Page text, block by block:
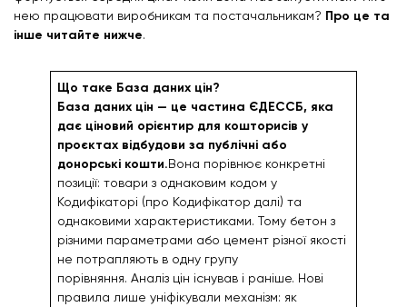
нею працювати виробникам та постачальникам? Про це та
інше читайте нижче.
Що таке База даних цін?
База даних цін — це частина ЄДЕССБ, яка
дає ціновий орієнтир для кошторисів у
проєктах відбудови за публічні або
донорські кошти.Вона порівнює конкретні
позиції: товари з однаковим кодом у
Кодифікаторі (про Кодифікатор далі) та
однаковими характеристиками. Тому бетон з
різними параметрами або цемент різної якості
не потрапляють в одну групу
порівняння. Аналіз цін існував і раніше. Нові
правила лише уніфікували механізм: як